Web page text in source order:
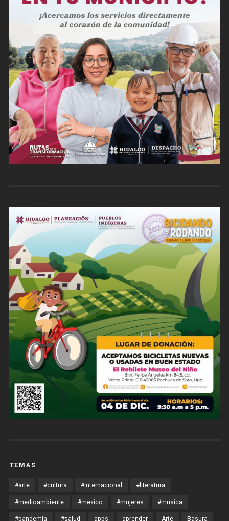
TEMAS
#arte #cultura #internacional #literatura
#medioambiente #mexico #mujeres #musica
#pandemia #salud apps aprender Arte Basura